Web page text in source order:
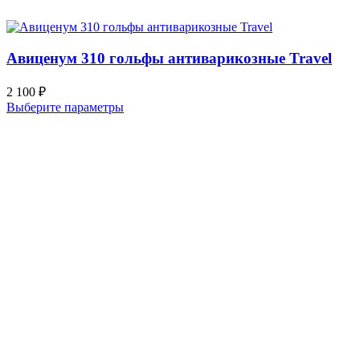
Авиценум 310 гольфы антиварикозные Travel
2 100 ₽
Выберите параметры